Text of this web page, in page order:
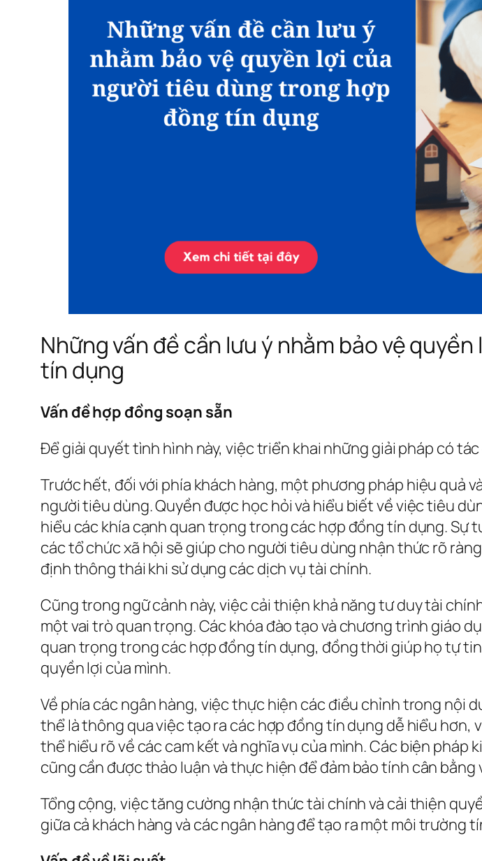
Những vấn đề cần lưu ý nhằm bảo vệ
tín dụng
Vấn đề hợp đồng soạn sẵn
Để giải quyết tình hình này, việc triển khai những giải pháp có
Trước hết, đối với phía khách hàng, một phương pháp hiệu quả
người tiêu dùng. Quyền được học hỏi và hiểu biết về việc tiêu
hiểu các khía cạnh quan trọng trong các hợp đồng tín dụng.
các tổ chức xã hội sẽ giúp cho người tiêu dùng nhận thức rõ
định thông thái khi sử dụng các dịch vụ tài chính.
Cũng trong ngữ cảnh này, việc cải thiện khả năng tư duy tài
một vai trò quan trọng. Các khóa đào tạo và chương trình giáo
quan trọng trong các hợp đồng tín dụng, đồng thời giúp họ tự
quyền lợi của mình.
Về phía các ngân hàng, việc thực hiện các điều chỉnh trong nội
thể là thông qua việc tạo ra các hợp đồng tín dụng dễ hiểu hơn,
thể hiểu rõ về các cam kết và nghĩa vụ của mình. Các biện
cũng cần được thảo luận và thực hiện để đảm bảo tính cân bằng
Tổng cộng, việc tăng cường nhận thức tài chính và cải thiện
giữa cả khách hàng và các ngân hàng để tạo ra một môi trường